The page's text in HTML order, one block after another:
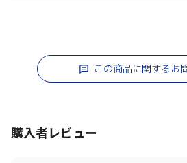
この商品に関するお
購入者レビュー